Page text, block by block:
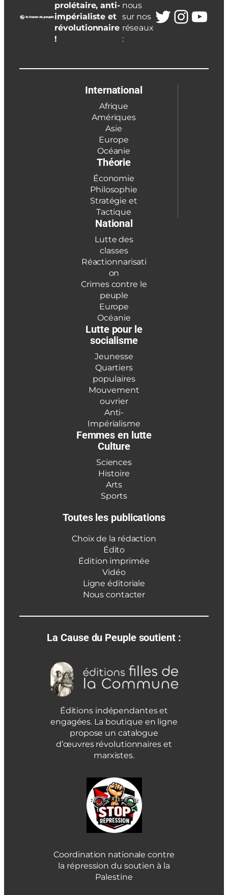
prolétaire, anti-
impérialiste et
révolutionnaire
!
nous
sur nos
réseaux
:
Twitter
International
Afrique
Amériques
Asie
Europe
Océanie
Théorie
Économie
Philosophie
Stratégie et
Tactique
National
Lutte des
classes
Réactionnarisati
on
Crimes contre le
peuple
Europe
Océanie
Lutte pour le
socialisme
Jeunesse
Quartiers
populaires
Mouvement
ouvrier
Anti-
Impérialisme
Femmes en lutte
Culture
Sciences
Histoire
Arts
Sports
Toutes les publications
Choix de la rédaction
Édito
Édition imprimée
Vidéo
Ligne éditoriale
Nous contacter
La Cause du Peuple soutient :
Éditions indépendantes et
engagées. La boutique en ligne
propose un catalogue
d’œuvres révolutionnaires et
marxistes.
Coordination nationale contre
la répression du soutien à la
Palestine